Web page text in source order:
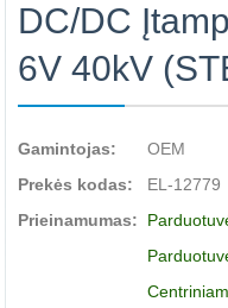
DC/DC
6V 40kV
Gamintojas:
OEM
Prekės kodas:
EL-12779
Prieinamumas: